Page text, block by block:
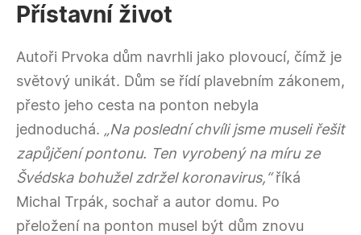
Přístavní život
Autoři Prvoka dům navrhli jako plovoucí, čímž je
světový unikát. Dům se řídí plavebním zákonem,
přesto jeho cesta na ponton nebyla
jednoduchá. „Na poslední chvíli jsme museli řešit
zapůjčení pontonu. Ten vyrobený na míru ze
Švédska bohužel zdržel koronavirus,“říká
Michal Trpák, sochař a autor domu. Po
přeložení na ponton musel být dům znovu